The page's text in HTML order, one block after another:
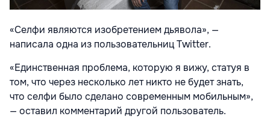
«Селфи являются изобретением дьявола», —
написала одна из пользовательниц Twitter.
«Единственная проблема, которую я вижу, статуя в
том, что через несколько лет никто не будет знать,
что селфи было сделано современным мобильным»,
— оставил комментарий другой пользователь.